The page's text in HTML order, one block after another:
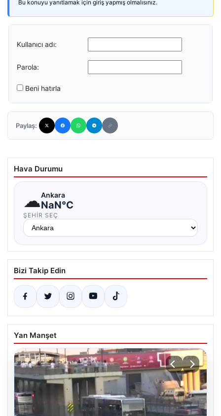
Bu konuyu yanıtlamak için giriş yapmış olmalısınız.
Kullanıcı adı:
Parola:
Beni hatırla
Paylaş:
Hava Durumu
☁Ankara
NaN°C
ŞEHIR SEÇ
Bizi Takip Edin
Yan Manşet